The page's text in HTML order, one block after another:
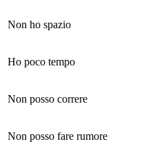
Non ho spazio
Ho poco tempo
Non posso correre
Non posso fare rumore